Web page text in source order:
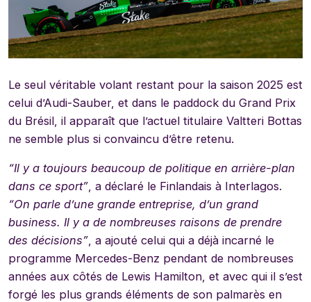
Le seul véritable volant restant pour la saison 2025 est
celui d’Audi-Sauber, et dans le paddock du Grand Prix
du Brésil, il apparaît que l’actuel titulaire Valtteri Bottas
ne semble plus si convaincu d’être retenu.
“Il y a toujours beaucoup de politique en arrière-plan
dans ce sport” , a déclaré le Finlandais à Interlagos.
“On parle d’une grande entreprise, d’un grand
business. Il y a de nombreuses raisons de prendre
des décisions” , a ajouté celui qui a déjà incarné le
programme Mercedes-Benz pendant de nombreuses
années aux côtés de Lewis Hamilton, et avec qui il s’est
forgé les plus grands éléments de son palmarès en